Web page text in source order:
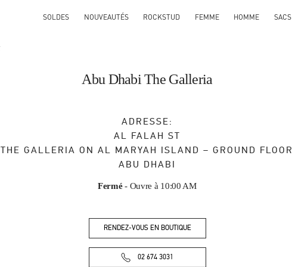
SOLDES NOUVEAUTÉS ROCKSTUD FEMME HOMME SACS
Abu Dhabi The Galleria
ADRESSE:
AL FALAH ST
THE GALLERIA ON AL MARYAH ISLAND – GROUND FLOOR
ABU DHABI
Fermé- Ouvre à 10:00 AM
RENDEZ-VOUS EN BOUTIQUE
02 674 3031